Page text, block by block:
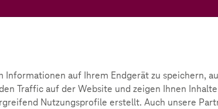
auf Ihrem Endgerät zu speichern,
Traffic auf der Website und zeigen Ihnen
Nutzungsprofile erstellt. Auch unsere